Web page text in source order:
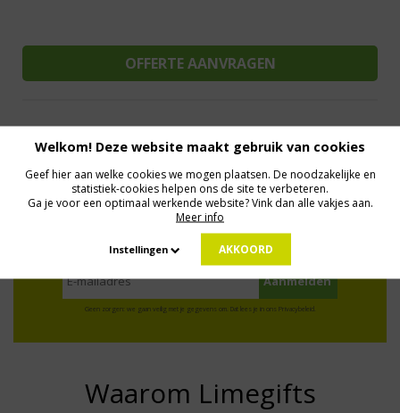
Al 15 jaar de meest orginele Giveaways Direct Contact
We know logistics Op maat gemaakt Meer dan 500.000 artikelen
MELD JE AAN VOOR ONZE NIEUWSBRIEF
Profiteer van deals en een dosis inspiratie!
Geen zorgen: we gaan veilig met je gegevens om. Dat lees je in ons Privacybeleid.
Waarom Limegifts
Welkom! Deze website maakt gebruik van cookies
Geef hier aan welke cookies we mogen plaatsen. De noodzakelijke en
statistiek-cookies helpen ons de site te verbeteren.
Ga je voor een optimaal werkende website? Vink dan alle vakjes aan.
Meer info
Instellingen AKKOORD